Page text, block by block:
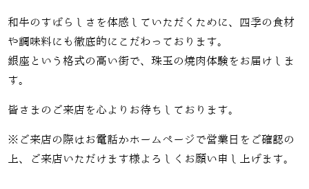
和牛のすばらしさを体感していただくために、四季の食材
や調味料にも徹底的にこだわっております。
銀座という格式の高い街で、珠玉の焼肉体験をお届けしま
す。
皆さまのご来店を心よりお待ちしております。
※ご来店の際はお電話かホームページで営業日をご確認の
上、ご来店いただけます様よろしくお願い申し上げます。